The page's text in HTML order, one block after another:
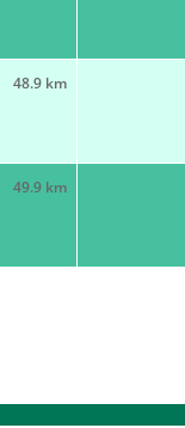
48.9 km
49.9 km